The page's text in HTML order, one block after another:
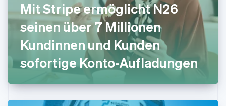
Mit Stripe ermöglicht N26
seinen über 7 Millionen
Kundinnen und Kunden
sofortige Konto-Aufladungen
Griechenland
English
Indien
English
Irland
English
Japan
日本語English